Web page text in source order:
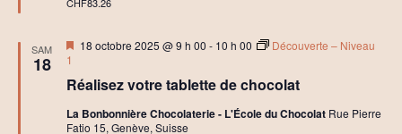
i
e
C
h
o
SAM
18
Réalisez votre tablette de chocolat
Mis
18 octobre 2025 @ 9 h 00 - 10 h 00
Découverte – Niveau
1
La Bonbonnière Chocolaterie - L'École du Chocolat Rue Pierre
Fatio 15, Genève, Suisse